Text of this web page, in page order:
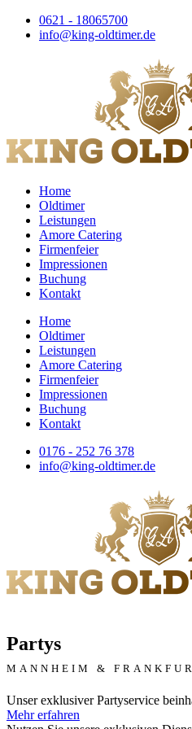
Zum
Inhalt
0621 - 18065700
info@king-oldtimer.de
Home
Oldtimer
Leistungen
Amore Catering
Firmenfeier
Impressionen
Buchung
Kontakt
Home
Oldtimer
Leistungen
Amore Catering
Firmenfeier
Impressionen
Buchung
Kontakt
0176 - 252 76 378
info@king-oldtimer.de
Partys
MANNHEIM &
Unser exklusiver Partyservice
Mehr erfahren